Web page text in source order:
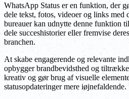
WhatsApp Status er en funktion, der
dele tekst, fotos, videoer og links med
bureauer kan udnytte denne funktion
dele succeshistorier eller fremvise
branchen.
At skabe engagerende og relevante
opbygger brandbevidsthed og
kreativ og gør brug af visuelle
statusopdateringer mere iøjnefaldende.